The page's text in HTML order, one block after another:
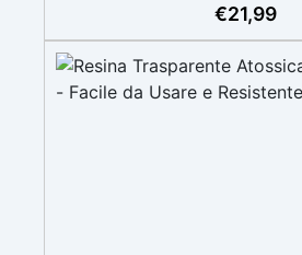
speciali filtri UV Formula
in 12-24h garantendo una
brillante
€21,99